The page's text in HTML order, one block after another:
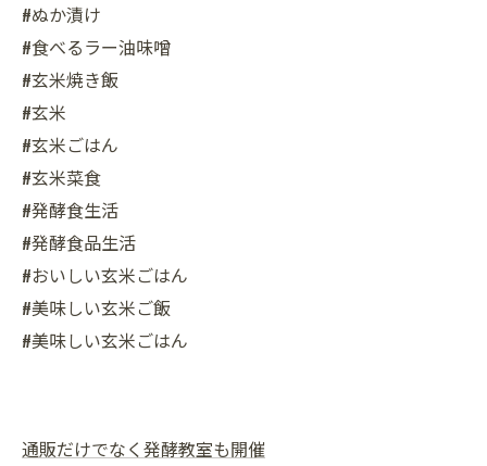
#ぬか漬け
#食べるラー油味噌
#玄米焼き飯
#玄米
#玄米ごはん
#玄米菜食
#発酵食生活
#発酵食品生活
#おいしい玄米ごはん
#美味しい玄米ご飯
#美味しい玄米ごはん
通販だけでなく発酵教室も開催